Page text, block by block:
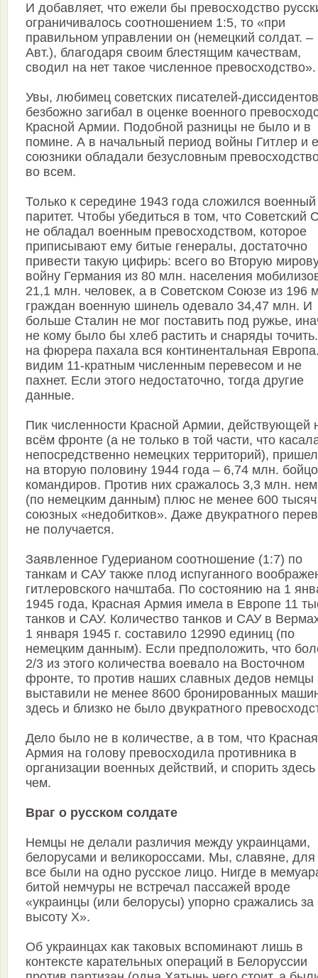
И добавляет, что ежели бы превосходство
ограничивалось соотношением 1:5, то «при
правильном управлении он (немецкий солдат. –
Авт.), благодаря своим блестящим качествам,
сводил на нет такое численное превосходство».
Увы, любимец советских писателей-диссидентов
безбожно загибал в оценке военного
Красной Армии. Подобной разницы не было и в
помине. А в начальный период войны Гитлер и
союзники обладали безусловным
во всем.
Только к середине 1943 года сложился военный
паритет. Чтобы убедиться в том, что Советский
не обладал военным превосходством, которое
приписывают ему битые генералы, достаточно
привести такую цифирь: всего во Вторую
войну Германия из 80 млн. населения
21,1 млн. человек, а в Советском Союзе из 196
граждан военную шинель одевало 34,47 млн. И
больше Сталин не мог поставить под ружье,
не кому было бы хлеб растить и снаряды
на фюрера пахала вся континентальная
видим 11-кратным численным перевесом и не
пахнет. Если этого недостаточно, тогда другие
данные.
Пик численности Красной Армии, действующей
всём фронте (а не только в той части, что
непосредственно немецких территорий),
на вторую половину 1944 года – 6,74 млн.
командиров. Против них сражалось 3,3 млн.
(по немецким данным) плюс не менее 600 тысяч
союзных «недобитков». Даже двукратного
не получается.
Заявленное Гудерианом соотношение (1:7) по
танкам и САУ также плод испуганного
гитлеровского начштаба. По состоянию на 1
1945 года, Красная Армия имела в Европе 11
танков и САУ. Количество танков и САУ в
1 января 1945 г. составило 12990 единиц (по
немецким данным). Если предположить, что
2/3 из этого количества воевало на Восточном
фронте, то против наших славных дедов немцы
выставили не менее 8600 бронированных
здесь и близко не было двукратного
Дело было не в количестве, а в том, что Красная
Армия на голову превосходила противника в
организации военных действий, и спорить
чем.
Враг о русском солдате
Немцы не делали различия между украинцами,
белорусами и великороссами. Мы, славяне, для
все были на одно русское лицо. Нигде в
битой немчуры не встречал пассажей вроде
«украинцы (или белорусы) упорно сражались за
высоту Х».
Об украинцах как таковых вспоминают лишь в
контексте карательных операций в Белоруссии